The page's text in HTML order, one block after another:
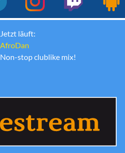
Jetzt läuft:
AfroDan
Non-stop clublike mix!